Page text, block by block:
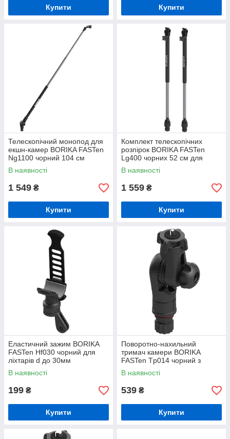
Купити Купити
Телескопічний монопод для
екшн-камер BORIKA FASTen
Ng1100 чорний 104 см
(01.05.007.01.06)
В наявності
1 549 ₴
Купити
Комплект телескопічних
розпірок BORIKA FASTen
Lg400 чорних 52 см для
моноподів (01.05.009.01.06)
В наявності
1 559 ₴
Купити
Еластичний зажим BORIKA
FASTen Hf030 чорний для
ліхтарів d до 30мм
(01.05.010.01.01)
В наявності
199 ₴
Купити
Поворотно-нахильний
тримач камери BORIKA
FASTen Tp014 чорний з
різьбовим з'єднанням 1/4"
(01.05.008.01.01)
В наявності
539 ₴
Купити